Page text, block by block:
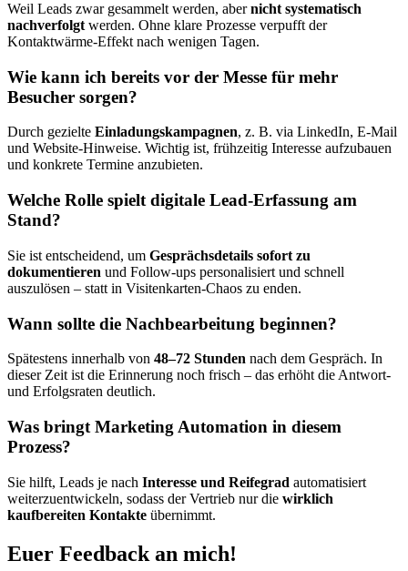
Weil Leads zwar gesammelt werden, abernicht systematisch
nachverfolgt werden. Ohne klare Prozesse verpufft der
Kontaktwärme-Effekt nach wenigen Tagen.
Wie kann ich bereits vor der Messe für mehr
Besucher sorgen?
Durch gezielte Einladungskampagnen, z. B. via LinkedIn, E-Mail
und Website-Hinweise. Wichtig ist, frühzeitig Interesse aufzubauen
und konkrete Termine anzubieten.
Welche Rolle spielt digitale Lead-Erfassung am
Stand?
Sie ist entscheidend, um Gesprächsdetails sofort zu
dokumentieren und Follow-ups personalisiert und schnell
auszulösen – statt in Visitenkarten-Chaos zu enden.
Wann sollte die Nachbearbeitung beginnen?
Spätestens innerhalb von 48–72 Stunden nach dem Gespräch. In
dieser Zeit ist die Erinnerung noch frisch – das erhöht die Antwort-
und Erfolgsraten deutlich.
Was bringt Marketing Automation in diesem
Prozess?
Sie hilft, Leads je nach Interesse und Reifegrad automatisiert
weiterzuentwickeln, sodass der Vertrieb nur die wirklich
kaufbereiten Kontakte übernimmt.
Euer Feedback an mich!